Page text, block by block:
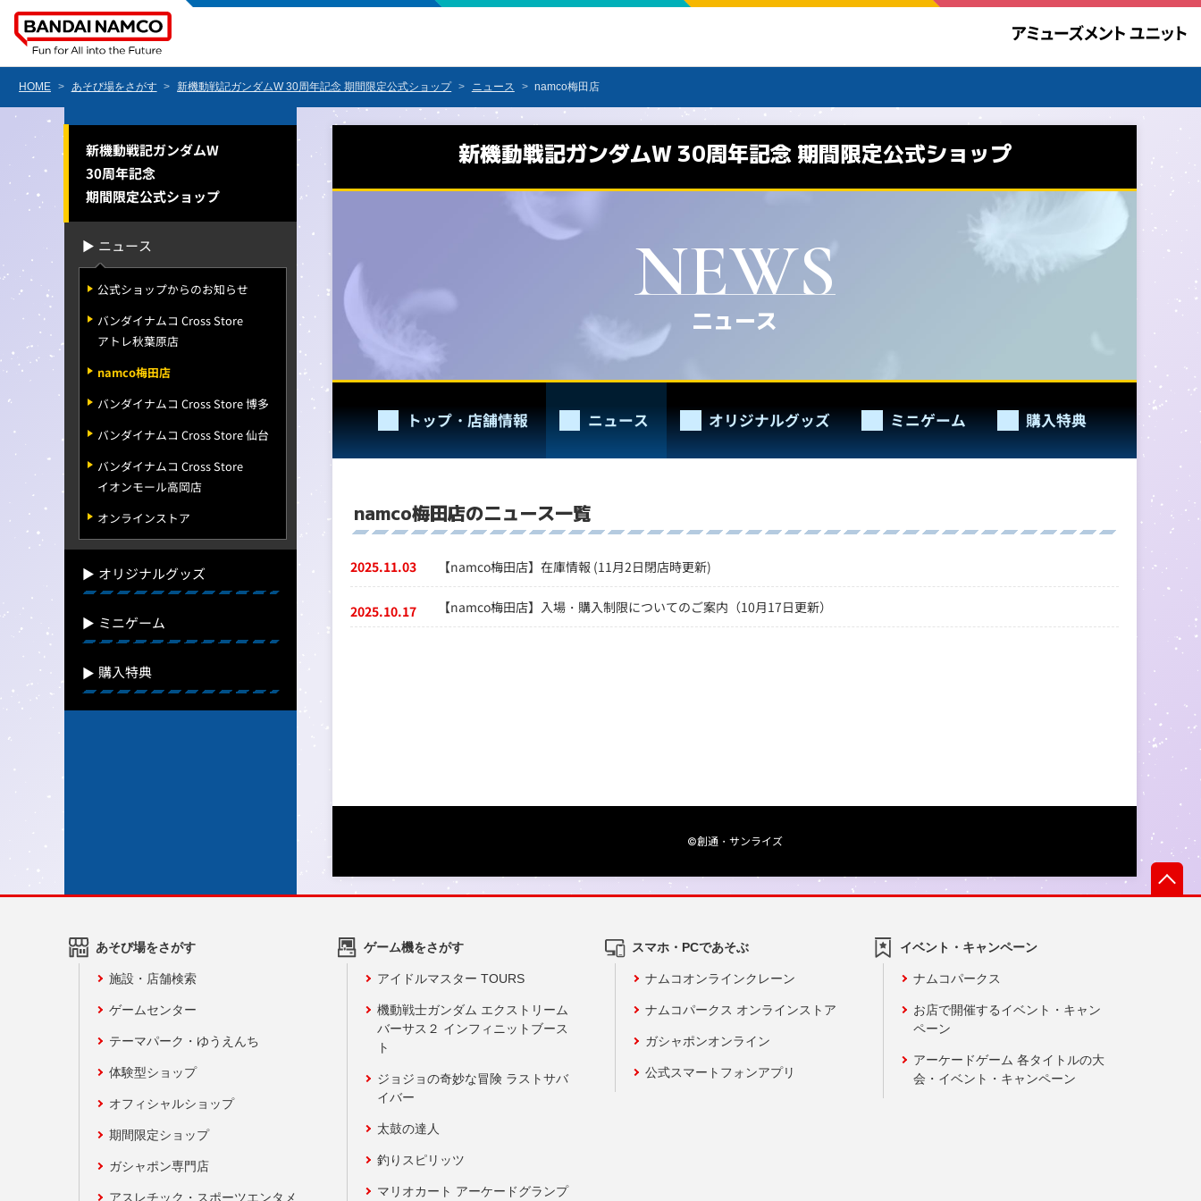
HOME あそび場をさがす 新機動戦記ガンダムW 30周年記念 期間限定公式ショップ ニュース namco梅田店
新機動戦記ガンダムW 30周年記念 期間限定公式ショップ
ニュース
トップ・店舗情報 ニュース オリジナルグッズ ミニゲーム 購入特典
namco梅田店のニュース一覧
2025.11.03 【namco梅田店】在庫情報 (11月2日閉店時更新)
2025.10.17 【namco梅田店】入場・購入制限についてのご案内（10月17日更新）
©創通・サンライズ
新機動戦記ガンダムW
30周年記念
期間限定公式ショップ
ニュース
公式ショップからのお知らせ
バンダイナムコ Cross Store
アトレ秋葉原店
namco梅田店
バンダイナムコ Cross Store 博多
バンダイナムコ Cross Store 仙台
バンダイナムコ Cross Store
イオンモール高岡店
オンラインストア
オリジナルグッズ
ミニゲーム
購入特典
あそび場をさがす
施設・店舗検索
ゲームセンター
テーマパーク・ゆうえんち
体験型ショップ
オフィシャルショップ
期間限定ショップ
ガシャポン専門店
アスレチック・スポーツエンタメ
ゲーム機をさがす
アイドルマスター TOURS
機動戦士ガンダム エクストリーム
バーサス２ インフィニットブース
ト
ジョジョの奇妙な冒険 ラストサバ
イバー
太鼓の達人
釣りスピリッツ
マリオカート アーケードグランプ
スマホ・PCであそぶ
ナムコオンラインクレーン
ナムコパークス オンラインストア
ガシャポンオンライン
公式スマートフォンアプリ
イベント・キャンペーン
ナムコパークス
お店で開催するイベント・キャン
ペーン
アーケードゲーム 各タイトルの大
会・イベント・キャンペーン